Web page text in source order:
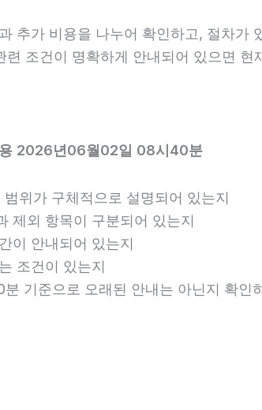
추가 비용을 나누어 확인하고, 절차
조건이 명확하게 안내되어 있으면 현
2026년06월02일 08시40분
위가 구체적으로 설명되어 있는지
제외 항목이 구분되어 있는지
이 안내되어 있는지
조건이 있는지
기준으로 오래된 안내는 아닌지 확인